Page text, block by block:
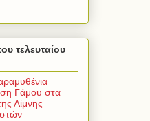
τελευταίου
Γάμου στα
Λίμνης